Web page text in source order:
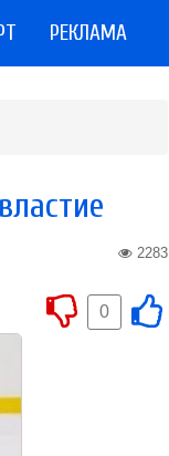
РЕКЛАМА
2283
0